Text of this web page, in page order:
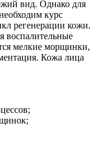
вид. Однако для
курс
регенерации кожи.
воспалительные
мелкие морщинки,
Кожа лица